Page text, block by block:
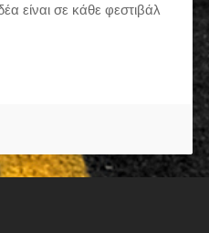
είναι σε κάθε φεστιβάλ